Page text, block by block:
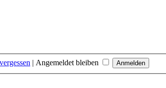
| Angemeldet bleiben